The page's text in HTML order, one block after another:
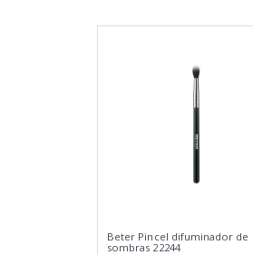
Beter Pincel difuminador de
sombras 22244